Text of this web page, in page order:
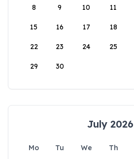
8 9 10 11
15 16 17 18
22 23 24 25
29 30
July 2026
Mo Tu We Th